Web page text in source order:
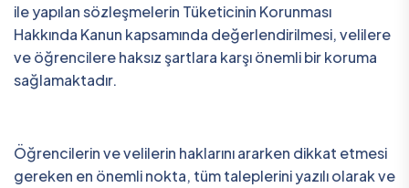
ile yapılan sözleşmelerin Tüketicinin Korunması
Hakkında Kanun kapsamında değerlendirilmesi, velilere
ve öğrencilere haksız şartlara karşı önemli bir koruma
sağlamaktadır.
Öğrencilerin ve velilerin haklarını ararken dikkat etmesi
gereken en önemli nokta, tüm taleplerini yazılı olarak ve